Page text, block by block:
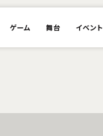
ゲーム 舞台 イベント